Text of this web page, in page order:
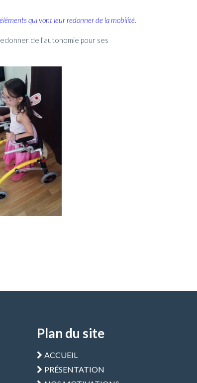
qui vont leurredonner de la mobilité.
de l’autonomie pour ses
Plan du site
ACCUEIL
PRÉSENTATION